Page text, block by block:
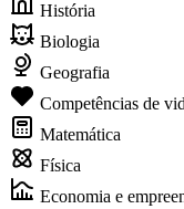
História
Biologia
Geografia
Competências de
Matemática
Física
Economia e